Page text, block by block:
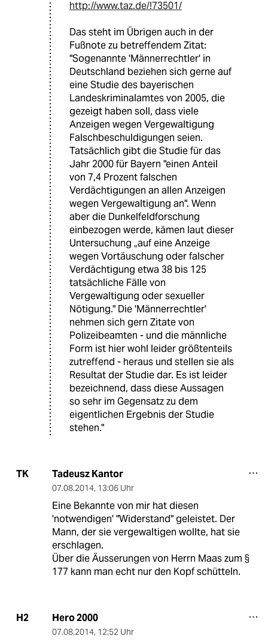
http://www.taz.de/!73501/
Das steht im Übrigen auch in der
Fußnote zu betreffendem Zitat:
"Sogenannte 'Männerrechtler' in
Deutschland beziehen sich gerne auf
eine Studie des bayerischen
Landeskriminalamtes von 2005, die
gezeigt haben soll, dass viele
Anzeigen wegen Vergewaltigung
Falschbeschuldigungen seien.
Tatsächlich gibt die Studie für das
Jahr 2000 für Bayern "einen Anteil
von 7,4 Prozent falschen
Verdächtigungen an allen Anzeigen
wegen Vergewaltigung an". Wenn
aber die Dunkelfeldforschung
einbezogen werde, kämen laut dieser
Untersuchung „auf eine Anzeige
wegen Vortäuschung oder falscher
Verdächtigung etwa 38 bis 125
tatsächliche Fälle von
Vergewaltigung oder sexueller
Nötigung." Die 'Männerrechtler'
nehmen sich gern Zitate von
Polizeibeamten - und die männliche
Form ist hier wohl leider größtenteils
zutreffend - heraus und stellen sie als
Resultat der Studie dar. Es ist leider
bezeichnend, dass diese Aussagen
so sehr im Gegensatz zu dem
eigentlichen Ergebnis der Studie
stehen."
TK Tadeusz Kantor
07.08.2014, 13:06 Uhr
Eine Bekannte von mir hat diesen
'notwendigen' "Widerstand" geleistet. Der
Mann, der sie vergewaltigen wollte, hat sie
erschlagen.
Über die Äusserungen von Herrn Maas zum §
177 kann man echt nur den Kopf schütteln.
H2 Hero 2000
07.08.2014, 12:52 Uhr